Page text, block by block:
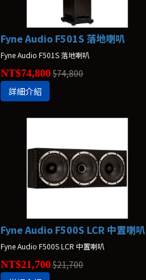
Fyne Audio F501S 落地喇叭
Fyne Audio F501S 落地喇叭
NT$74,800$74,800
詳細介紹
Fyne Audio F500S LCR 中置喇叭
Fyne Audio F500S LCR 中置喇叭
NT$21,700$21,700